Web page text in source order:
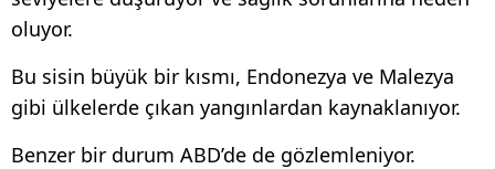
oluyor.
Bu sisin büyük bir kısmı, Endonezya ve Malezya
gibi ülkelerde çıkan yangınlardan kaynaklanıyor.
Benzer bir durum ABD’de de gözlemleniyor.